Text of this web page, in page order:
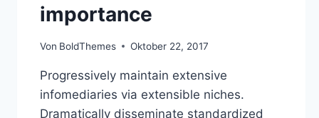
importance
Von BoldThemes Oktober 22, 2017
Progressively maintain extensive
infomediaries via extensible niches.
Dramatically disseminate standardized